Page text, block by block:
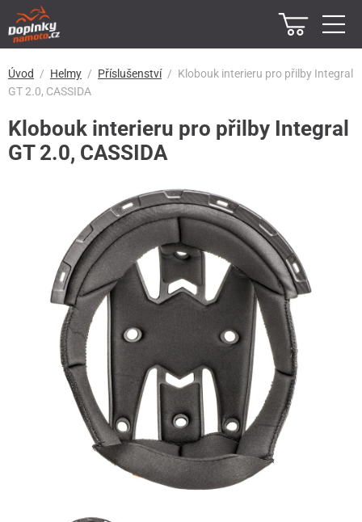
Úvod Helmy Příslušenství
Klobouk interieru pro přilby Integral
GT 2.0, CASSIDA
Klobouk interieru pro přilby Integral
GT 2.0, CASSIDA